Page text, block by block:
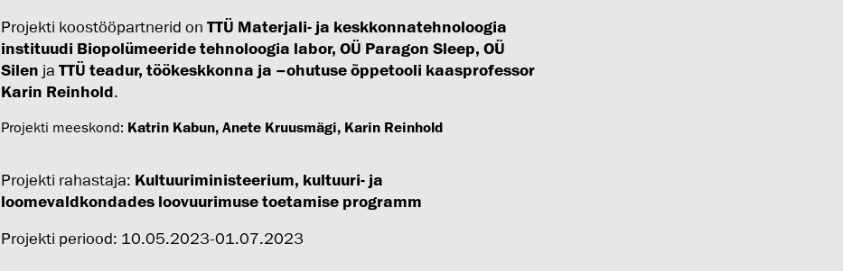
Projekti koostööpartnerid on TTÜ Materjali- ja keskkonnatehnoloogia
instituudi Biopolümeeride tehnoloogia labor, OÜ Paragon Sleep, OÜ
Silen ja TTÜ teadur, töökeskkonna ja –ohutuse õppetooli kaasprofessor
Karin Reinhold.
Projekti meeskond: Katrin Kabun, Anete Kruusmägi, Karin Reinhold
Projekti rahastaja: Kultuuriministeerium, kultuuri- ja
loomevaldkondades loovuurimuse toetamise programm
Projekti periood: 10.05.2023-01.07.2023